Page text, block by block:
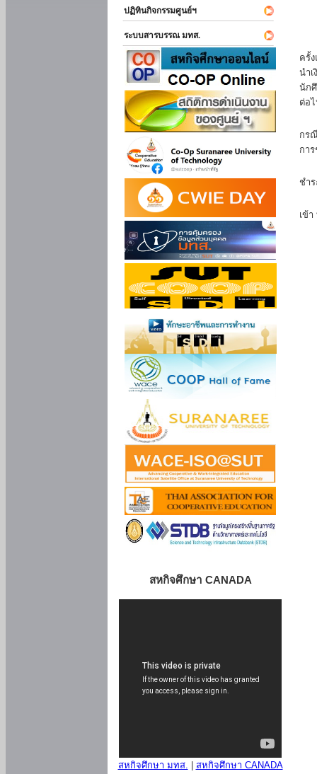
ปฏิทินกิจกรรมศูนย์ฯ
ระบบสารบรรณ มทส.
สหกิจศึกษา CANADA
สหกิจศึกษา มทส.
สหกิจศึกษา CANADA
ครั้
นำ
นัก
ต่อ
กร
กา
ชำ
เข้